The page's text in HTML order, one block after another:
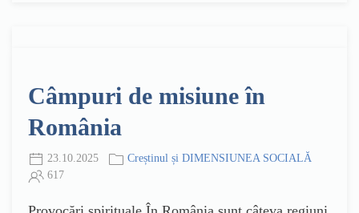
Câmpuri de misiune în
România
23.10.2025
Creștinul și DIMENSIUNEA SOCIALĂ
617